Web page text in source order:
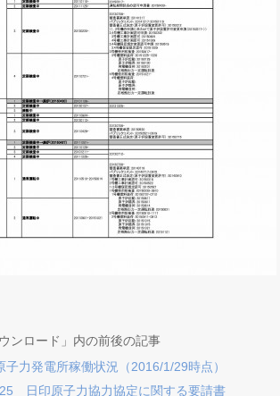
ンロード」内の前後の記事
子力発電所稼働状況（2016/1/29時点）
日印原子力協力協定に関する要請書